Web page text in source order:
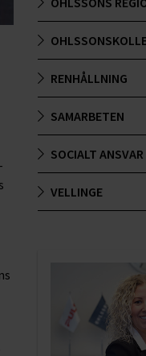
RENHÅLLNING
SAMARBETEN
SOCIALT ANSVAR
VELLINGE